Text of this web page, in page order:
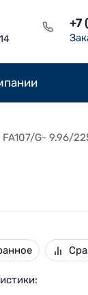
+7
G- 9.96/